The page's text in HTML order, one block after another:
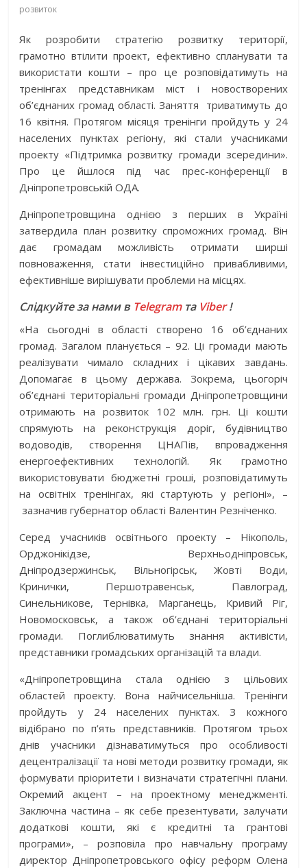
розвиток
Як розробити стратегію розвитку території,
грамотно втілити проект, ефективно спланувати та
використати кошти – про це розповідатимуть на
тренінгах представникам міст і новостворених
об’єднаних громад області. Заняття триватимуть до
16 квітня. Протягом місяця тренінги пройдуть у 24
населених пунктах регіону, які стали учасниками
проекту «Підтримка розвитку громади зсередини».
Про це йшлося під час прес-конференції в
Дніпропетровській ОДА.
Дніпропетровщина однією з перших в Україні
затвердила план розвитку спроможних громад. Він
дає громадам можливість отримати ширші
повноваження, стати інвестиційно привабливими,
ефективніше вирішувати проблеми на місцях.
Слідкуйте за нами в Telegramта Viber!
«На сьогодні в області створено 16 об’єднаних
громад. Загалом планується – 92. Ці громади мають
реалізувати чимало складних і цікавих завдань.
Допомагає в цьому держава. Зокрема, цьогоріч
об’єднані територіальні громади Дніпропетровщини
отримають на розвиток 102 млн. грн. Ці кошти
спрямують на реконструкція доріг, будівництво
водоводів, створення ЦНАПів, впровадження
енергоефективних технологій. Як грамотно
використовувати бюджетні гроші, розповідатимуть
на освітніх тренінгах, які стартують у регіоні», –
зазначив губернатор області Валентин Резніченко.
Серед учасників освітнього проекту – Нікополь,
Орджонікідзе, Верхньодніпровськ,
Дніпродзержинськ, Вільногірськ, Жовті Води,
Кринички, Першотравенськ, Павлоград,
Синельникове, Тернівка, Марганець, Кривий Ріг,
Новомосковськ, а також об’єднані територіальні
громади. Поглиблюватимуть знання активісти,
представники громадських організацій та влади.
«Дніпропетровщина стала однією з цільових
областей проекту. Вона найчисельніша. Тренінги
пройдуть у 24 населених пунктах. З кожного
відібрано по п’ять представників. Протягом трьох
днів учасники дізнаватимуться про особливості
децентралізації та нові методи розвитку громади, як
формувати пріоритети і визначати стратегічні плани.
Окремий акцент – на проектному менеджменті.
Заключна частина – як себе презентувати, залучати
додаткові кошти, які є кредитні та грантові
програми», – розповіла про навчальну програму
директор Дніпропетровського офісу реформ Олена